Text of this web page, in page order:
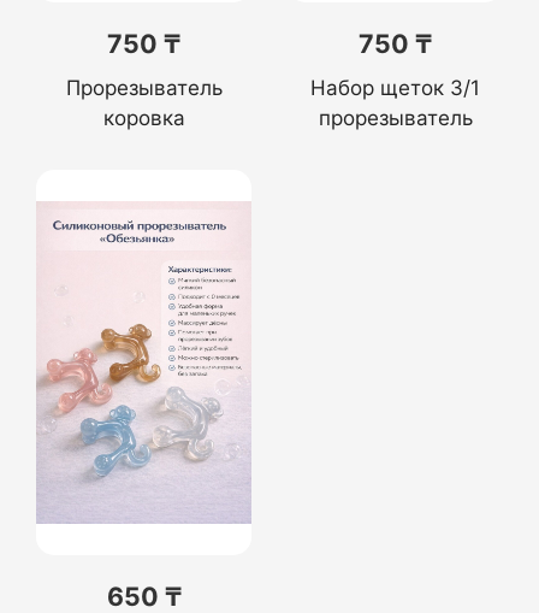
750 ₸
Прорезыватель
коровка
750 ₸
Набор щеток 3/1
прорезыватель
650 ₸